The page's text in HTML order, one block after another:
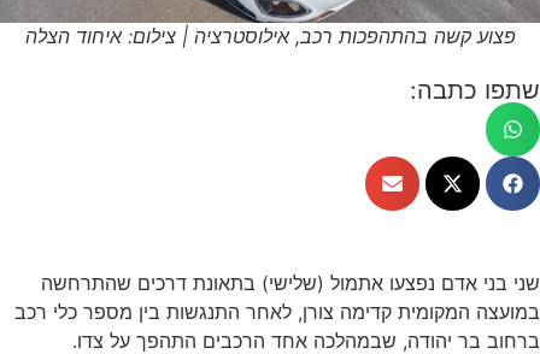
פצוע קשה בהתהפכות רכב, אילוסטרציה | צילום: איחוד הצלה
שתפו כתבה:
שני בני אדם נפצעו אתמול (שלישי) בתאונת דרכים שהתרחשה
במועצה המקומית קדימה צורן, לאחר התנגשות בין מספר כלי רכב
ברחוב בר יהודה, שבמהלכה אחד הרכבים התהפך על צדו.